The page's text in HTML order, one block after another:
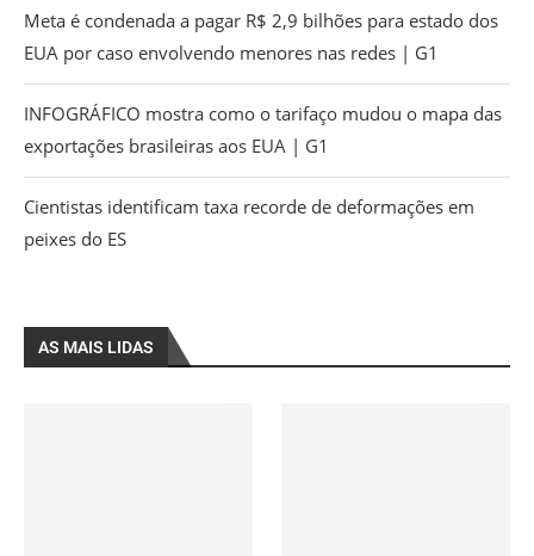
Meta é condenada a pagar R$ 2,9 bilhões para estado dos
EUA por caso envolvendo menores nas redes | G1
INFOGRÁFICO mostra como o tarifaço mudou o mapa das
exportações brasileiras aos EUA | G1
Cientistas identificam taxa recorde de deformações em
peixes do ES
AS MAIS LIDAS